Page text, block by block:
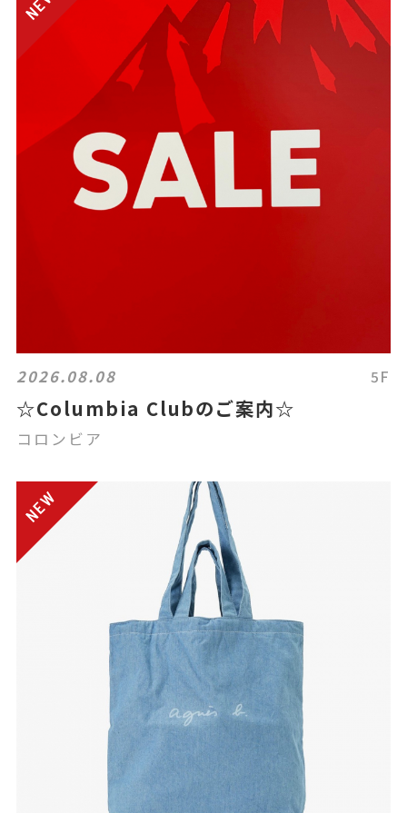
2026.08.08 5F
☆Columbia Clubのご案内☆
コロンビア